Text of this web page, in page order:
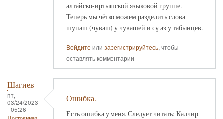
алтайско-иртышской языковой группе.
Теперь мы чётко можем разделить слова
шупаш (чуваш) у чувашей и сү аз у табынцев.
Войдите или зарегистрируйтесь, чтобы
оставлять комментарии
Шагиев
пт,
03/24/2023
- 05:26
Ошибка.
Есть ошибка у меня. Следует читать: Калчир